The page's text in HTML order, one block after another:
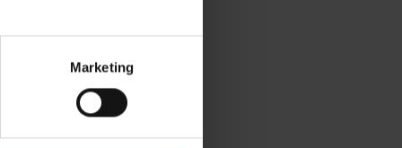
Marketing
Es herrsche „eine
dass das hier
6:3, 6:3